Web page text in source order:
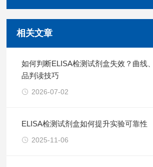
相关文章
如何判断ELISA检测试剂盒失效？曲线
品判读技巧
2026-07-02
ELISA检测试剂盒如何提升实验可靠性
2025-11-06